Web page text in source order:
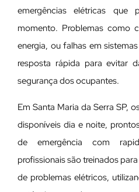
emergências elétricas que
momento. Problemas como
energia, ou falhas em
resposta rápida para evitar
segurança dos ocupantes.
Em Santa Maria da Serra SP,
disponíveis dia e noite,
de emergência com
profissionais são treinados
de problemas elétricos,